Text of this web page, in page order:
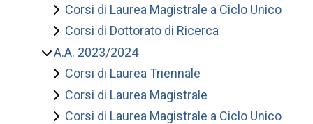
Corsi di Laurea Magistrale a Ciclo Unico
Corsi di Dottorato di Ricerca
A.A. 2023/2024
Corsi di Laurea Triennale
Corsi di Laurea Magistrale
Corsi di Laurea Magistrale a Ciclo Unico